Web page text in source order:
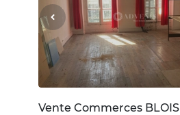
Vente Commerces BLOIS